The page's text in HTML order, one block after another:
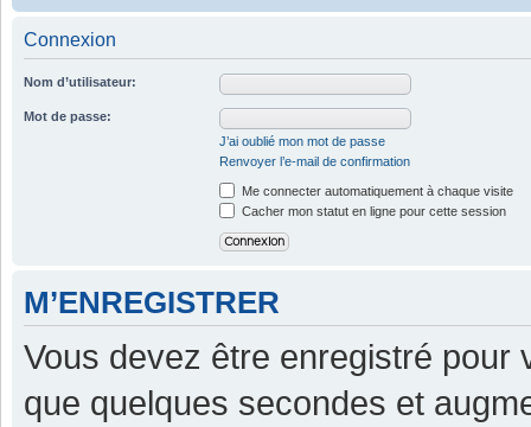
Connexion
Nom d’utilisateur:
Mot de passe:
J’ai oublié mon mot de passe
Renvoyer l’e-mail de confirmation
Me connecter automatiquement à chaque visite
Cacher mon statut en ligne pour cette session
M’ENREGISTRER
Vous devez être enregistré pour
que quelques secondes et